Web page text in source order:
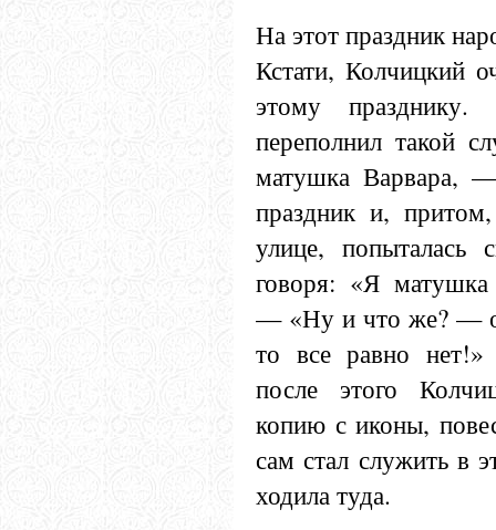
На этот праздник
Кстати, Колчицкий
этому
переполнил такой
матушка Варвара,
праздник и,
улице, попыталась
говоря: «Я матушка
— «Ну и что же? —
то все равно
после этого
копию с иконы,
сам стал служить в
ходила туда.